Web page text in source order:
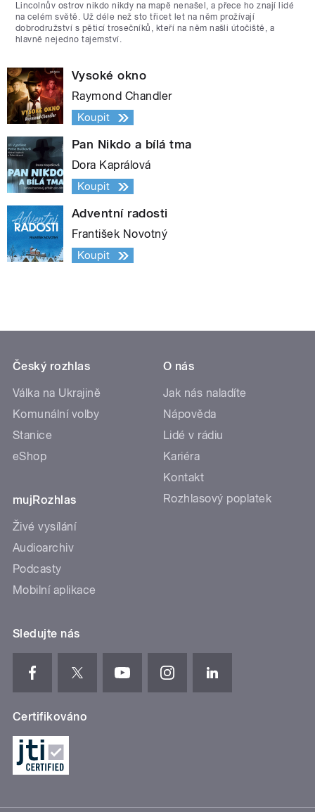
Lincolnův ostrov nikdo nikdy na mapě nenašel, a přece ho znají lidé
na celém světě. Už déle než sto třicet let na něm prožívají
dobrodružství s pěticí trosečníků, kteří na něm našli útočiště, a
hlavně nejedno tajemství.
Vysoké okno
Raymond Chandler
Koupit
Pan Nikdo a bílá tma
Dora Kaprálová
Koupit
Adventní radosti
František Novotný
Koupit
Český rozhlas
Válka na Ukrajině
Komunální volby
Stanice
eShop
mujRozhlas
Živé vysílání
Audioarchiv
Podcasty
Mobilní aplikace
O nás
Jak nás naladíte
Nápověda
Lidé v rádiu
Kariéra
Kontakt
Rozhlasový poplatek
Sledujte nás
Certifikováno